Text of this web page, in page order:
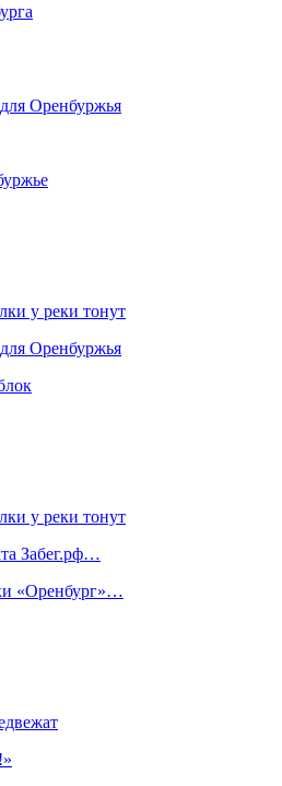
Оренбуржья
у реки тонут
Оренбуржья
у реки тонут
Забег.рф…
«Оренбург»…